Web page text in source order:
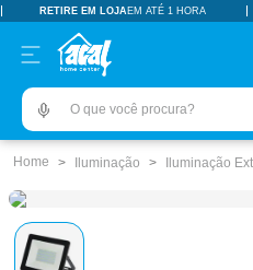
RETIRE EM LOJAEM ATÉ 1 HORA
O que você procura?
Iluminação Iluminação
TERMOS MAIS BUSCADOS
pisos revestimentos
º ceramica
tinta
5º revestimento